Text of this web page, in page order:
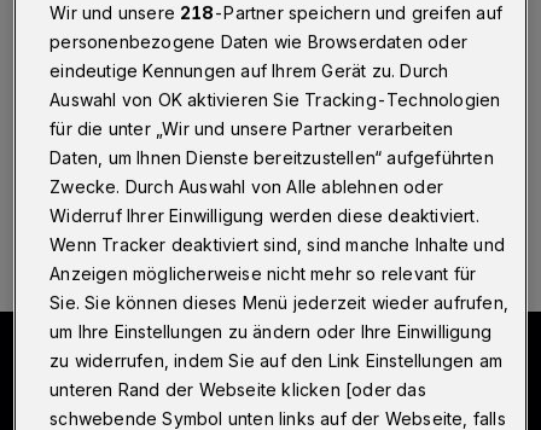
·
Die ultimative „Udo Lindenberg Tribute
Show“ der Wuppertaler Band „Udopia“ steigt am
Samstag (2. Dezember 2023) ab 20 Uhr in der
„Färberei“ (Peter-Hansen-Platz 1).
Wir und unsere 218-Partner speichern und greifen auf
personenbezogene Daten wie Browserdaten oder
eindeutige Kennungen auf Ihrem Gerät zu. Durch
Auswahl von OK aktivieren Sie Tracking-Technologien
für die unter „Wir und unsere Partner verarbeiten
Daten, um Ihnen Dienste bereitzustellen“ aufgeführten
Zwecke. Durch Auswahl von Alle ablehnen oder
Widerruf Ihrer Einwilligung werden diese deaktiviert.
Wenn Tracker deaktiviert sind, sind manche Inhalte und
Anzeigen möglicherweise nicht mehr so relevant für
Sie. Sie können dieses Menü jederzeit wieder aufrufen,
um Ihre Einstellungen zu ändern oder Ihre Einwilligung
zu widerrufen, indem Sie auf den Link Einstellungen am
unteren Rand der Webseite klicken [oder das
schwebende Symbol unten links auf der Webseite, falls